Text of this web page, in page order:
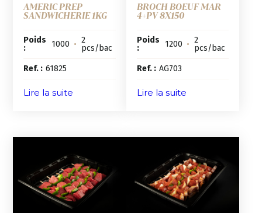
AMERIC PREP
SANDWICHERIE 1KG
Poids
:
1000 • 2
pcs/bac
Ref. : 61825
Lire la suite
BROCH BOEUF MAR
4+PV 8X150
Poids
:
1200 • 2
pcs/bac
Ref. : AG703
Lire la suite